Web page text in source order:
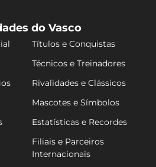
do Vasco
Títulos e Conquistas
Técnicos e Treinadores
Rivalidades e Clássicos
Mascotes e Símbolos
Estatísticas e Recordes
Filiais e Parceiros
Internacionais